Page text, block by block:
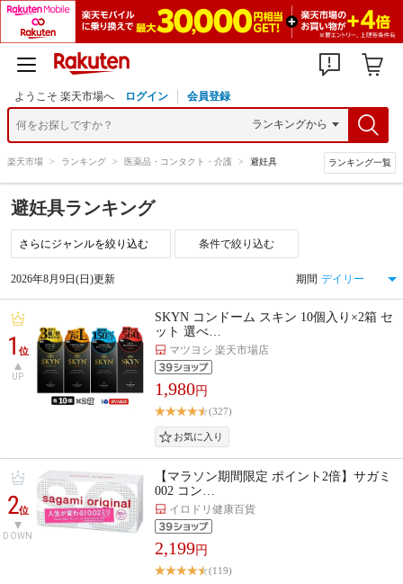
ようこそ 楽天市場へ ログイン 会員登録
楽天市場 > ランキング > 医薬品・コンタクト・介護 > 避妊具 ランキング一覧
避妊具ランキング
条件で絞り込む
2026年8月9日(日)更新 期間
1位
UP
SKYN コンドーム スキン 10個入り×2箱 セ
ット 選べ…
マツヨシ 楽天市場店
1,980円
(327)
2位
DOWN
【マラソン期間限定 ポイント2倍】サガミ
002 コン…
イロドリ健康百貨
2,199円
(119)